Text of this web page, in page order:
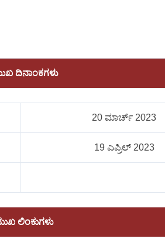
ದಿನಾಂಕಗಳು
20 ಮಾರ್ಚ್ 2023
19 ಎಪ್ರಿಲ್ 2023
ಲಿಂಕುಗಳು